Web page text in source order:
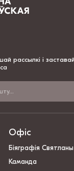
рассылкі і
Офіс
Біяграфія
Каманда